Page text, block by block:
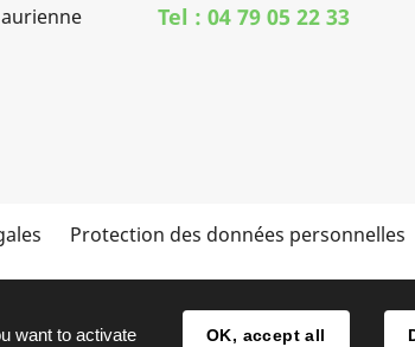
Tel : 04 79 05 22 33
Protection des données personnelles
want to activate OK, accept all